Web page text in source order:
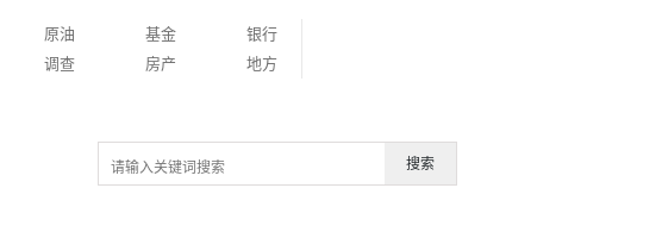
原油 基金
银行
调查 房产 地方
搜索